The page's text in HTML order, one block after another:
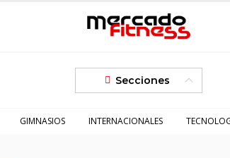
Secciones
GIMNASIOS INTERNACIONALES